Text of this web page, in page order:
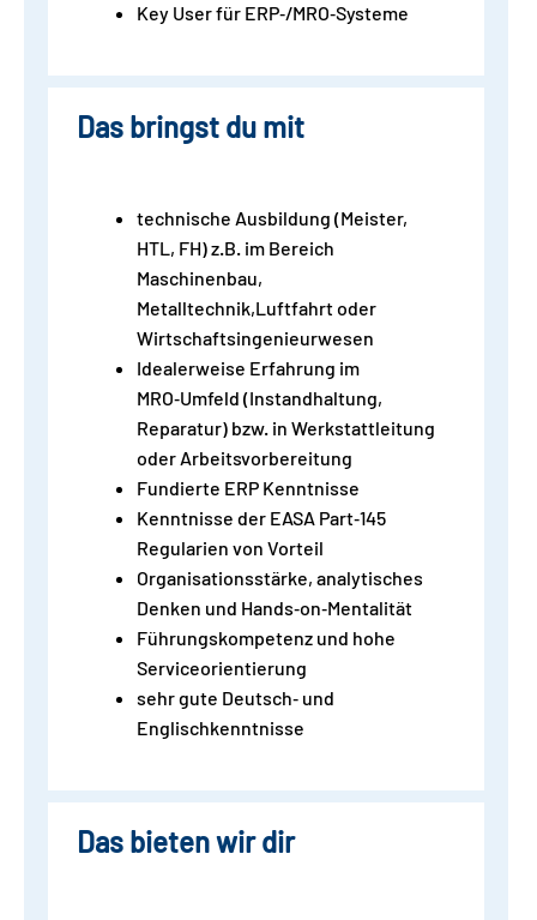
Key User für ERP‑/MRO‑Systeme
Das bringst du mit
technische Ausbildung (Meister,
HTL, FH) z.B. im Bereich
Maschinenbau,
Metalltechnik,Luftfahrt oder
Wirtschaftsingenieurwesen
Idealerweise Erfahrung im
MRO‑Umfeld (Instandhaltung,
Reparatur) bzw. in Werkstattleitung
oder Arbeitsvorbereitung
Fundierte ERP Kenntnisse
Kenntnisse der EASA Part‑145
Regularien von Vorteil
Organisationsstärke, analytisches
Denken und Hands‑on‑Mentalität
Führungskompetenz und hohe
Serviceorientierung
sehr gute Deutsch‑ und
Englischkenntnisse
Das bieten wir dir